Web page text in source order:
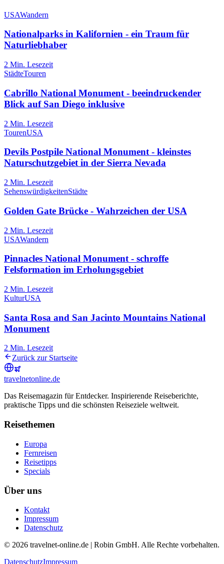
USAWandern
Nationalparks in Kalifornien - ein Traum für
Naturliebhaber
2 Min. Lesezeit
StädteTouren
Cabrillo National Monument - beeindruckender
Blick auf San Diego inklusive
2 Min. Lesezeit
TourenUSA
Devils Postpile National Monument - kleinstes
Naturschutzgebiet in der Sierra Nevada
2 Min. Lesezeit
SehenswürdigkeitenStädte
Golden Gate Brücke - Wahrzeichen der USA
2 Min. Lesezeit
USAWandern
Pinnacles National Monument - schroffe
Felsformation im Erholungsgebiet
2 Min. Lesezeit
KulturUSA
Santa Rosa and San Jacinto Mountains National
Monument
2 Min. Lesezeit
Zurück zur Startseite
travelnetonline.de
Das Reisemagazin für Entdecker. Inspirierende Reiseberichte,
praktische Tipps und die schönsten Reiseziele weltweit.
Reisethemen
Europa
Fernreisen
Reisetipps
Specials
Über uns
Kontakt
Impressum
Datenschutz
© 2026 travelnet-online.de | Robin GmbH. Alle Rechte vorbehalten.
DatenschutzImpressum